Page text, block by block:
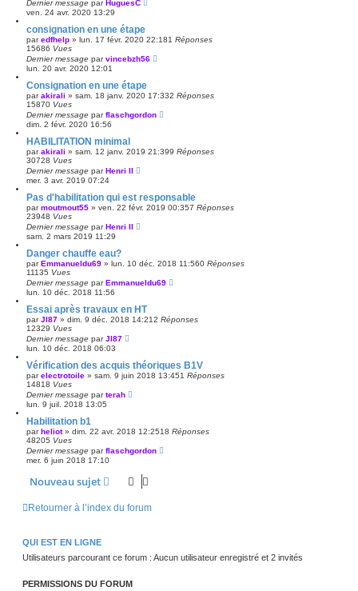
Dernier message par HuguesC
ven. 24 avr. 2020 13:29
consignation en une étape
paredfhelp » lun. 17 févr. 2020 22:181 Réponses
15686 Vues
Dernier message parvincebzh56
lun. 20 avr. 2020 12:01
Consignation en une étape
parakirali » sam. 18 janv. 2020 17:332 Réponses
15870 Vues
Dernier message parflaschgordon
dim. 2 févr. 2020 16:56
HABILITATION minimal
parakirali » sam. 12 janv. 2019 21:399 Réponses
30728 Vues
Dernier message parHenri II
mer. 3 avr. 2019 07:24
Pas d'habilitation qui est responsable
parmoutmout55 » ven. 22 févr. 2019 00:357 Réponses
23948 Vues
Dernier message parHenri II
sam. 2 mars 2019 11:29
Danger chauffe eau?
parEmmanueldu69 » lun. 10 déc. 2018 11:560 Réponses
11135 Vues
Dernier message parEmmanueldu69
lun. 10 déc. 2018 11:56
Essai après travaux en HT
parJl87 » dim. 9 déc. 2018 14:212 Réponses
12329 Vues
Dernier message parJl87
lun. 10 déc. 2018 06:03
Vérification des acquis théoriques B1V
parelectrotoile » sam. 9 juin 2018 13:451 Réponses
14818 Vues
Dernier message parterah
lun. 9 juil. 2018 13:05
Habilitation b1
parheliot» dim. 22 avr. 2018 12:2518 Réponses
48205 Vues
Dernier message parflaschgordon
mer. 6 juin 2018 17:10
Nouveau sujet
Retourner à l’index du forum
QUI EST EN LIGNE
Utilisateurs parcourant ce forum : Aucun utilisateur enregistré et 2 invités
PERMISSIONS DU FORUM